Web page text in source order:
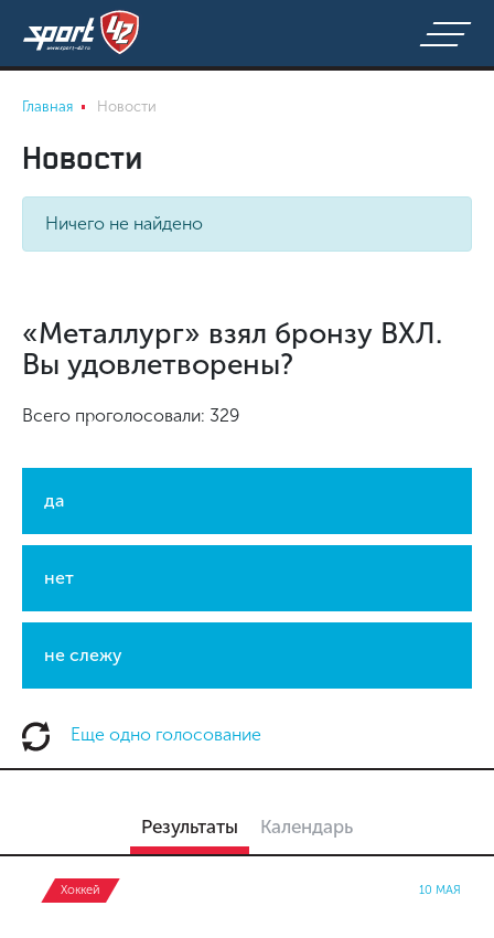
Главная Новости
Новости
Ничего не найдено
«Металлург» взял бронзу ВХЛ.
Вы удовлетворены?
Всего проголосовали: 329
да
нет
не слежу
Еще одно голосование
Результаты Календарь
Хоккей 10 МАЯ